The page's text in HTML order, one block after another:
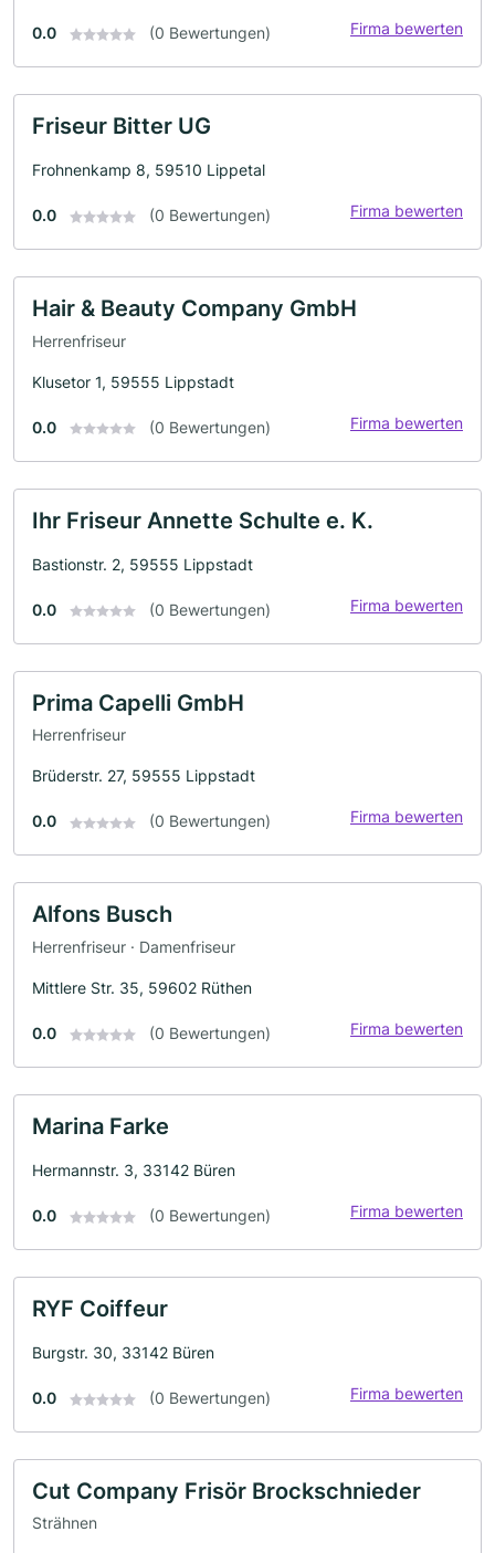
0.0 (0 Bewertungen) Firma bewerten
Friseur Bitter UG
Frohnenkamp 8, 59510 Lippetal
0.0 (0 Bewertungen) Firma bewerten
Hair & Beauty Company GmbH
Herrenfriseur
Klusetor 1, 59555 Lippstadt
0.0 (0 Bewertungen) Firma bewerten
Ihr Friseur Annette Schulte e. K.
Bastionstr. 2, 59555 Lippstadt
0.0 (0 Bewertungen) Firma bewerten
Prima Capelli GmbH
Herrenfriseur
Brüderstr. 27, 59555 Lippstadt
0.0 (0 Bewertungen) Firma bewerten
Alfons Busch
Herrenfriseur · Damenfriseur
Mittlere Str. 35, 59602 Rüthen
0.0 (0 Bewertungen) Firma bewerten
Marina Farke
Hermannstr. 3, 33142 Büren
0.0 (0 Bewertungen) Firma bewerten
RYF Coiffeur
Burgstr. 30, 33142 Büren
0.0 (0 Bewertungen) Firma bewerten
Cut Company Frisör Brockschnieder
Strähnen